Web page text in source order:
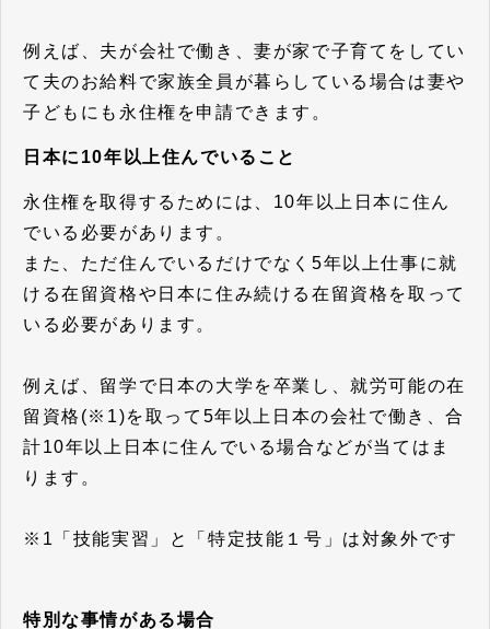
例えば、夫が会社で働き、妻が家で子育てをしてい
て夫のお給料で家族全員が暮らしている場合は妻や
子どもにも永住権を申請できます。
日本に10年以上住んでいること
永住権を取得するためには、10年以上日本に住ん
でいる必要があります。
また、ただ住んでいるだけでなく5年以上仕事に就
ける在留資格や日本に住み続ける在留資格を取って
いる必要があります。
例えば、留学で日本の大学を卒業し、就労可能の在
留資格(※1)を取って5年以上日本の会社で働き、合
計10年以上日本に住んでいる場合などが当てはま
ります。
※1「技能実習」と「特定技能１号」は対象外です
特別な事情がある場合